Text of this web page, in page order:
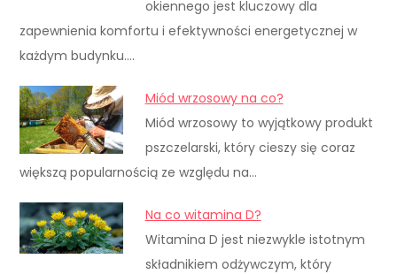
okiennego jest kluczowy dla
zapewnienia komfortu i efektywności energetycznej w
każdym budynku.…
Miód wrzosowy na co?
Miód wrzosowy to wyjątkowy produkt
pszczelarski, który cieszy się coraz
większą popularnością ze względu na…
Na co witamina D?
Witamina D jest niezwykle istotnym
składnikiem odżywczym, który